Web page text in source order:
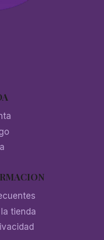
tienda